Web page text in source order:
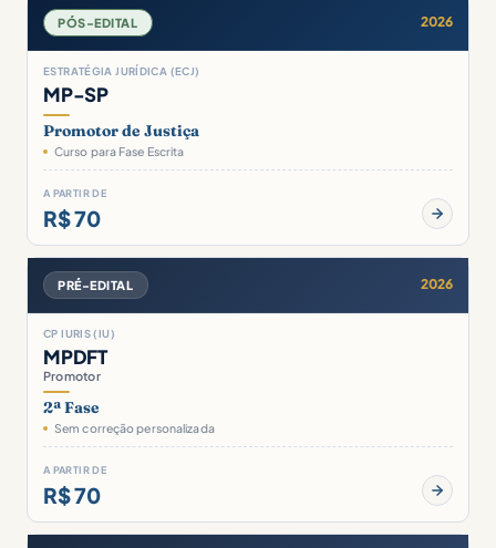
PÓS-EDITAL 2026
ESTRATÉGIA JURÍDICA (ECJ)
MP-SP
Promotor de Justiça
Curso para Fase Escrita
A PARTIR DE
R$ 70
PRÉ-EDITAL 2026
CP IURIS (IU)
MPDFT
Promotor
2ª Fase
Sem correção personalizada
A PARTIR DE
R$ 70